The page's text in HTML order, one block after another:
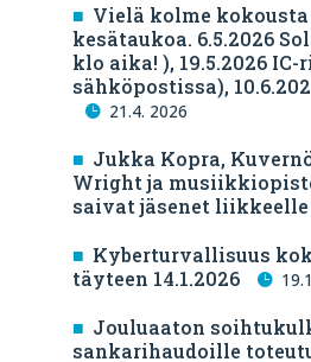
Vielä kolme
kesätaukoa. 6.5.2026
klo aika! ), 19.5.2026
sähköpostissa),
21.4. 2026
Jukka Kopra,
Wright ja
saivat jäsenet liikkeelle
Kyberturvallisuus
täyteen 14.1.2026
Jouluaaton
sankarihaudoille